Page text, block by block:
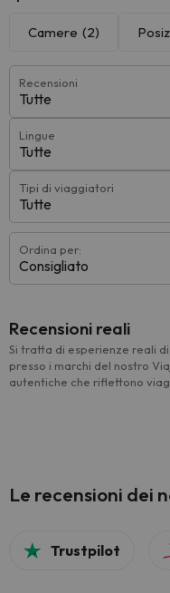
Camere (2)
Recensioni
Tutte
Lingue
Tutte
Tipi di viaggiatori
Tutte
Ordina per:
Consigliato
Recensioni reali
Si tratta di esperienze reali
presso i marchi del nostro
autentiche che riflettono
Le recensioni dei
Trustpilot